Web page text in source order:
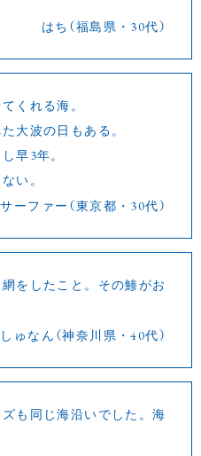
はち（福島県・30代）
くれる海。
大波の日もある。
早3年。
い。
ーファー（東京都・30代）
をしたこと。その鯵がお
ゅなん（神奈川県・40代）
も同じ海沿いでした。海